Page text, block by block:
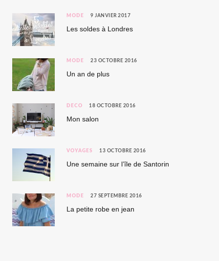
MODE 9 JANVIER 2017
Les soldes à Londres
MODE 23 OCTOBRE 2016
Un an de plus
DÉCO 18 OCTOBRE 2016
Mon salon
VOYAGES 13 OCTOBRE 2016
Une semaine sur l’île de Santorin
MODE 27 SEPTEMBRE 2016
La petite robe en jean